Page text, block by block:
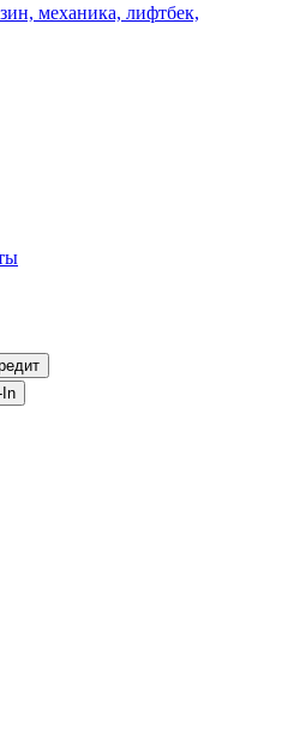
механика, лифтбек,
In